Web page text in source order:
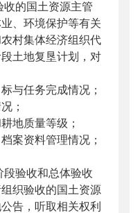
的国土资源主管
、环境保护等有关
村集体经济组织代
土地复垦计划，对
任务完成情况；
；
地质量等级；
资料管理情况；
验收和总体验收
织验收的国土资源
告，听取相关权利